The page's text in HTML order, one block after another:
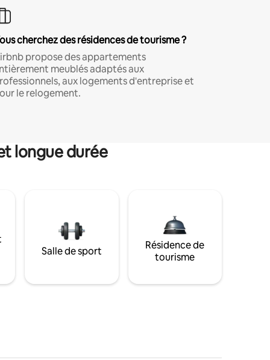
cherchez des résidences de tourisme ?
propose des appartements
meublés adaptés aux
aux logements d'entreprise et
le relogement.
longue durée
Salle de sport
Résidence de
tourisme